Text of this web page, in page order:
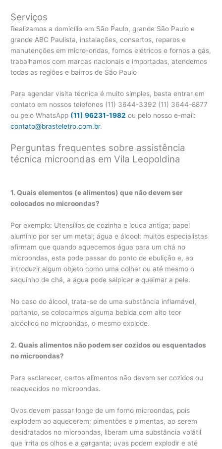
Serviços
Realizamos a domicílio em São Paulo, grande São Paulo e
grande ABC Paulista, instalações, consertos, reparos e
manutenções em micro-ondas, fornos elétricos e fornos a gás,
trabalhamos com marcas nacionais e importadas, atendemos
todas as regiões e bairros de São Paulo
Para agendar visita técnica é muito simples, basta entrar em
contato em nossos telefones (11) 3644-3392 (11) 3644-8877
ou pelo WhatsApp (11) 96231-1982 ou pelo nosso e-mail:
contato@brasteletro.com.br.
Perguntas frequentes sobre assistência
técnica microondas em Vila Leopoldina
1. Quais elementos (e alimentos) que não devem ser
colocados no microondas?
Por exemplo: Utensílios de cozinha e louça antiga; papel
alumínio por ser um metal; água e álcool: muitos especialistas
afirmam que quando aquecemos água para um chá no
microondas, esta pode passar do ponto de ebulição e, ao
introduzir algum objeto como uma colher ou até mesmo o
saquinho de chá, a água pode salpicar e queimar a pele.
No caso do álcool, trata-se de uma substância inflamável,
portanto, se colocarmos alguma bebida com alto teor
alcóolico no microondas, o mesmo explode.
2. Quais alimentos não podem ser cozidos ou esquentados
no microondas?
Para esclarecer, certos alimentos não devem ser cozidos ou
reaquecidos no microondas.
Ovos devem passar longe de um forno microondas, pois
explodem ao aquecerem; pimentões e pimentas, ao serem
desidratados no microondas, liberam uma substância volátil
que irrita os olhos e a garganta; uvas podem explodir e até